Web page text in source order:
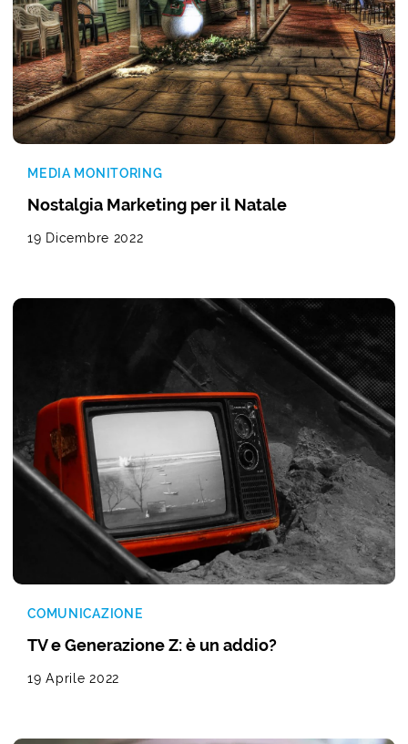
MEDIA MONITORING
Nostalgia Marketing per il Natale
19 Dicembre 2022
COMUNICAZIONE
TV e Generazione Z: è un addio?
19 Aprile 2022